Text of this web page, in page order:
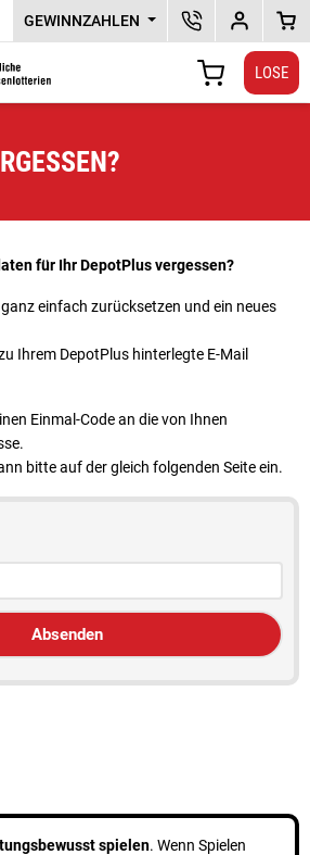
GEWINNZAHLEN
SKL DEPOTPLUS
LOSE
für Ihr DepotPlus vergessen?
einfach zurücksetzen und ein neues
Ihrem DepotPlus hinterlegte E-Mail
Einmal-Code an die von Ihnen
bitte auf der gleich folgenden Seite ein.
Absenden
spielen. Wenn Spielen